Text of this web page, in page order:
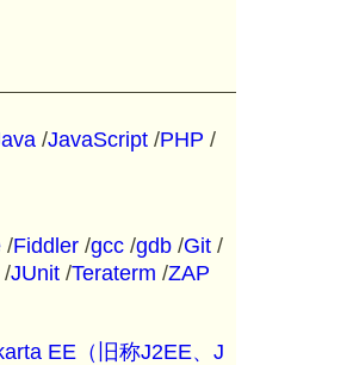
/JavaScript /PHP /
/Fiddler /gcc /gdb /Git /
/JUnit /Teraterm /ZAP
EE（旧称J2EE、J